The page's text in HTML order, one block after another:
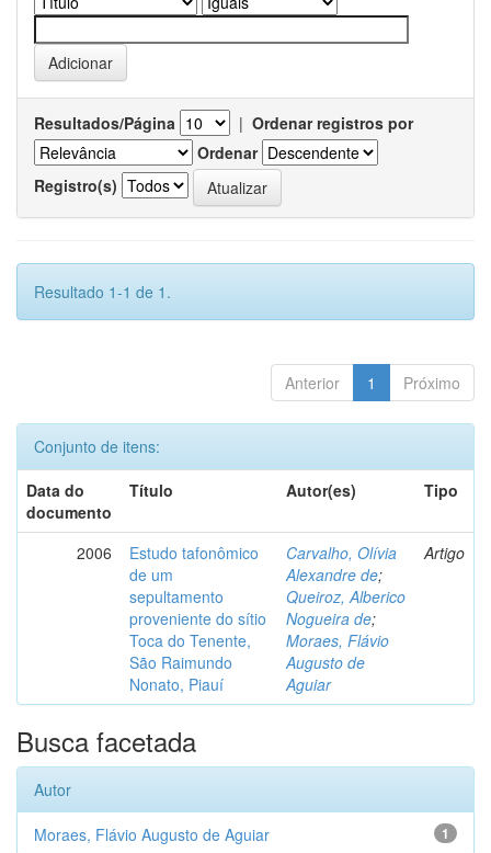
Resultados/Página | Ordenar registros por
Ordenar
Registro(s)
Resultado 1-1 de 1.
Anterior 1 Próximo
Conjunto de itens:
Data do
documento
Título Autor(es) Tipo
2006
Estudo tafonômico
de um
sepultamento
proveniente do sítio
Toca do Tenente,
São Raimundo
Nonato, Piauí
Carvalho, Olívia
Alexandre de;
Queiroz, Alberico
Nogueira de;
Moraes, Flávio
Augusto de
Aguiar
Artigo
Busca facetada
Autor
1
Moraes, Flávio Augusto de Aguiar